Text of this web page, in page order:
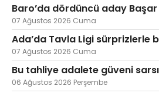
Baro’da dördüncü aday
07 Ağustos 2026 Cuma
Ada’da Tavla Ligi sürprizlerle
07 Ağustos 2026 Cuma
Bu tahliye adalete güveni
06 Ağustos 2026 Perşembe
Caddesi,